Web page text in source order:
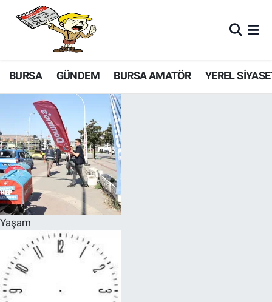
BURSA GÜNDEM BURSA AMATÖR YEREL
Yaşam